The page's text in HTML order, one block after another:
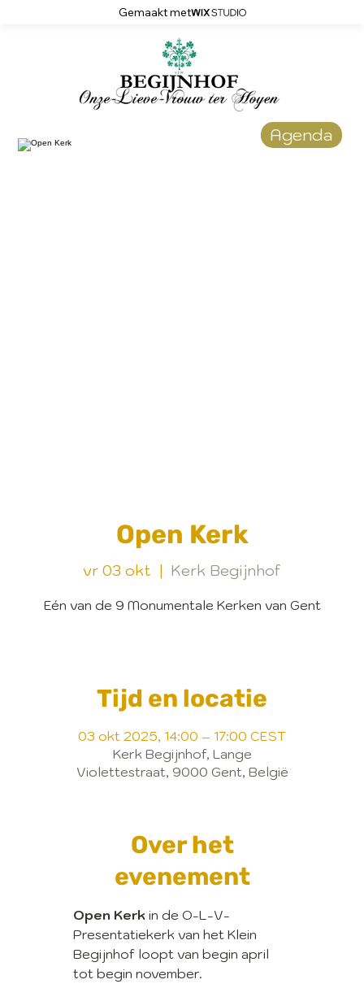
Gemaakt met
Open Kerk
vr 03 okt
  |
Kerk Begijnhof
Eén van de 9 Monumentale Kerken van Gent
Tijd en locatie
03 okt 2025, 14:00 – 17:00 CEST
Kerk Begijnhof, Lange
Violettestraat, 9000 Gent, België
Over het
evenement
Open Kerk in de O-L-V-
Presentatiekerk van het Klein
Begijnhof loopt van begin april
tot begin november.
Agenda